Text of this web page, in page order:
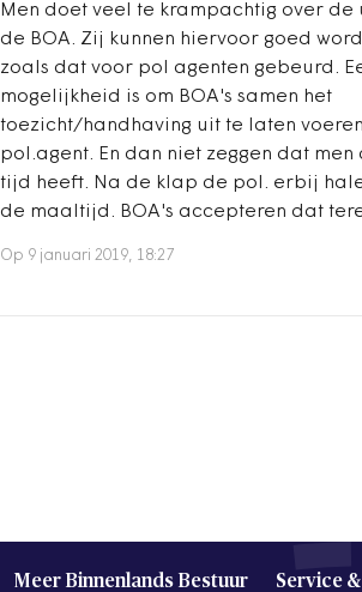
Men doet veel te krampachtig over de
de BOA. Zij kunnen hiervoor goed
zoals dat voor pol agenten gebeurd.
mogelijkheid is om BOA's samen het
toezicht/handhaving uit te laten
pol.agent. En dan niet zeggen dat
tijd heeft. Na de klap de pol. erbij
de maaltijd. BOA's accepteren dat
Op 9 januari 2019, 18:27
Meer Binnenlands Bestuur Service